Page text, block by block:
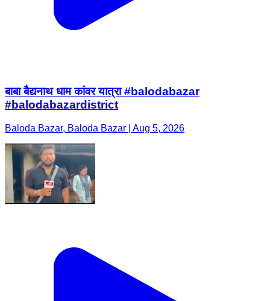
बाबा बैद्यनाथ धाम कांवर यात्रा #balodabazar
#balodabazardistrict
Baloda Bazar, Baloda Bazar | Aug 5, 2026